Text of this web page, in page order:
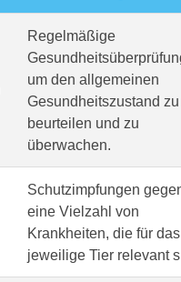
Regelmäßige
um den allgemeinen
Gesundheitszustand zu
beurteilen und zu
überwachen.
Schutzimpfungen
eine Vielzahl von
Krankheiten, die für das
jeweilige Tier relevant